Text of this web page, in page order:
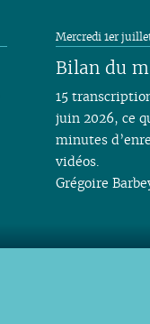
Bilan du
Mercredi 1er
15
juin 2026, ce
minutes
vidéos.
Grégoire